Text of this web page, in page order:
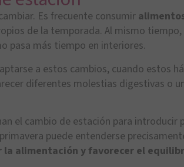
Es frecuente consumir
de la temporada. Al mismo tiempo,
pasa más tiempo en interiores.
a estos cambios, cuando estos
diferentes molestias digestivas o
el cambio de estación para introducir
puede entenderse
la alimentación y favorecer el